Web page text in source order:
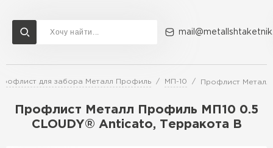
для забора Металл Профиль МП-10 Профлист
Профлист Металл Профиль МП10 0.5
CLOUDY® Anticato, Терракота B
Доставка и оплата Акции О компании Контакты
Перейти в каталог